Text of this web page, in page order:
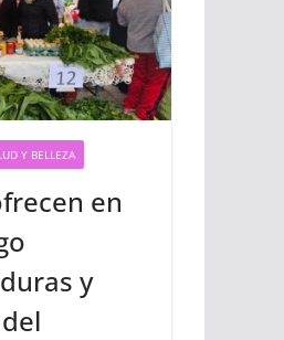
Y BELLEZA
en
y